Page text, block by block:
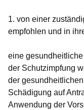
1. von einer
empfohlen und in
eine
der Schutzimpfung
der
Schädigung auf
Anwendung der